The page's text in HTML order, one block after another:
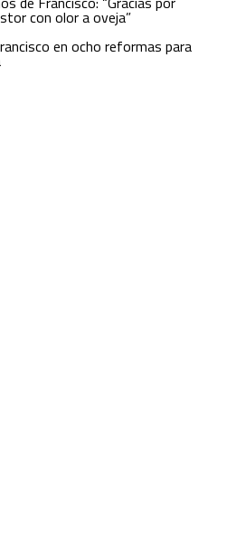
con olor a oveja”
en ocho reformas para